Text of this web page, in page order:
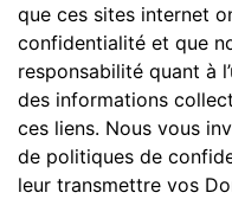
que ces sites internet
confidentialité et que
responsabilité quant à
des informations
ces liens. Nous vous
de politiques de
leur transmettre vos